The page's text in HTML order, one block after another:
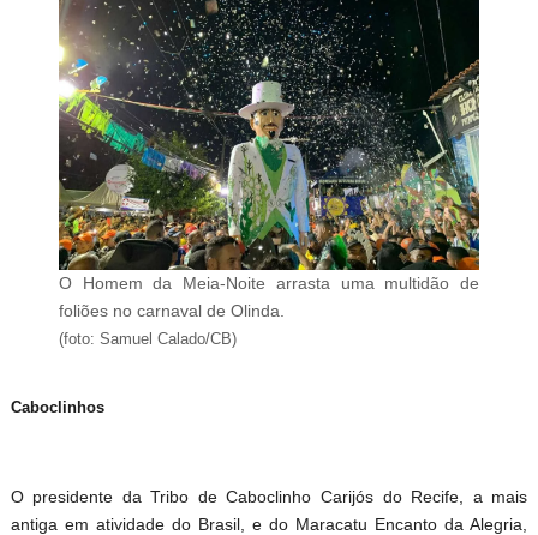
O Homem da Meia-Noite arrasta uma multidão de
foliões no carnaval de Olinda.
(foto: Samuel Calado/CB)
Caboclinhos
O presidente da Tribo de Caboclinho Carijós do Recife, a mais
antiga em atividade do Brasil, e do Maracatu Encanto da Alegria,